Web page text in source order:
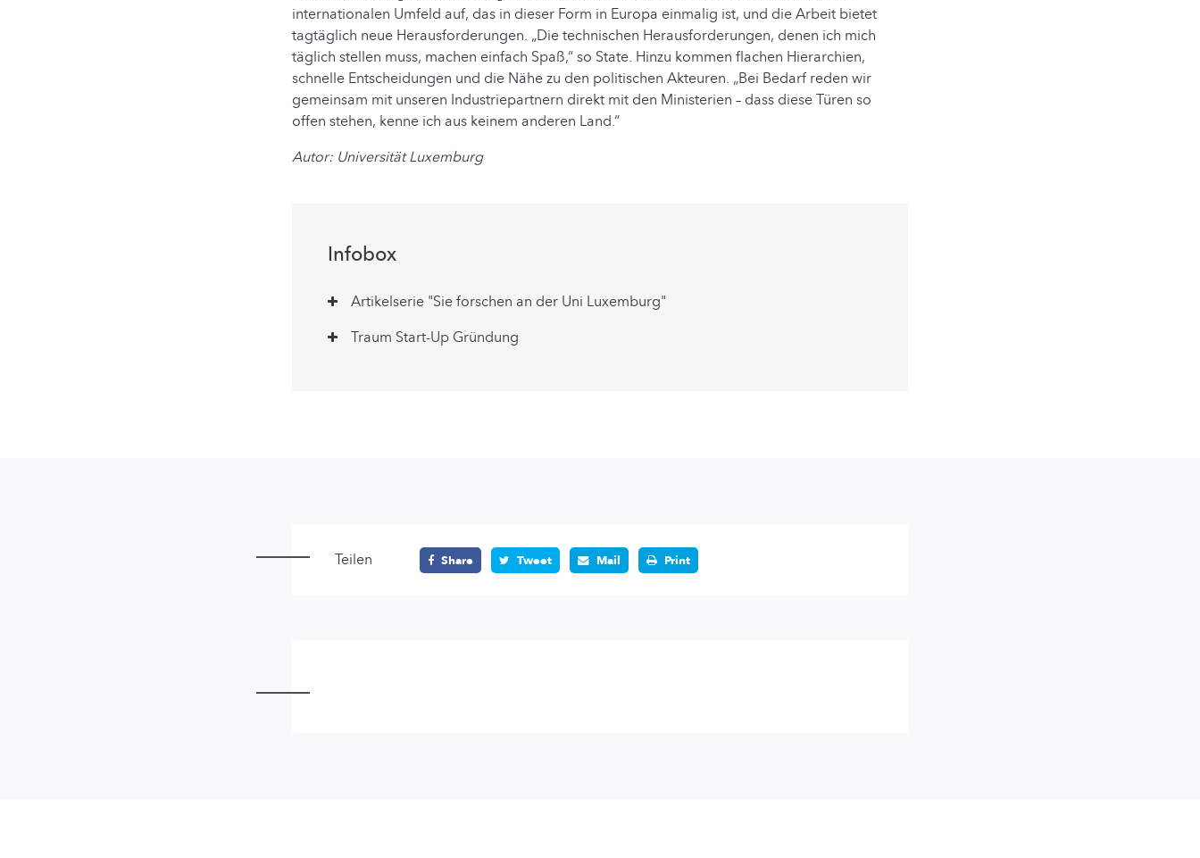
internationalen Umfeld auf, das in dieser Form in Europa einmalig ist, und die Arbeit bietet
tagtäglich neue Herausforderungen. „Die technischen Herausforderungen, denen ich mich
täglich stellen muss, machen einfach Spaß,“ so State. Hinzu kommen flachen Hierarchien,
schnelle Entscheidungen und die Nähe zu den politischen Akteuren. „Bei Bedarf reden wir
gemeinsam mit unseren Industriepartnern direkt mit den Ministerien – dass diese Türen so
offen stehen, kenne ich aus keinem anderen Land.“
Autor: Universität Luxemburg
Infobox
Artikelserie "Sie forschen an der Uni Luxemburg"
Traum Start-Up Gründung
Teilen Share Tweet Mail Print